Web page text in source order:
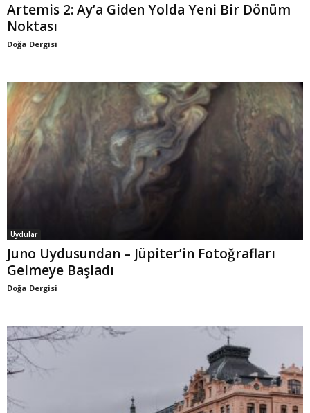
Artemis 2: Ay’a Giden Yolda Yeni Bir Dönüm
Noktası
Doğa Dergisi
Uydular
Juno Uydusundan – Jüpiter’in Fotoğrafları
Gelmeye Başladı
Doğa Dergisi